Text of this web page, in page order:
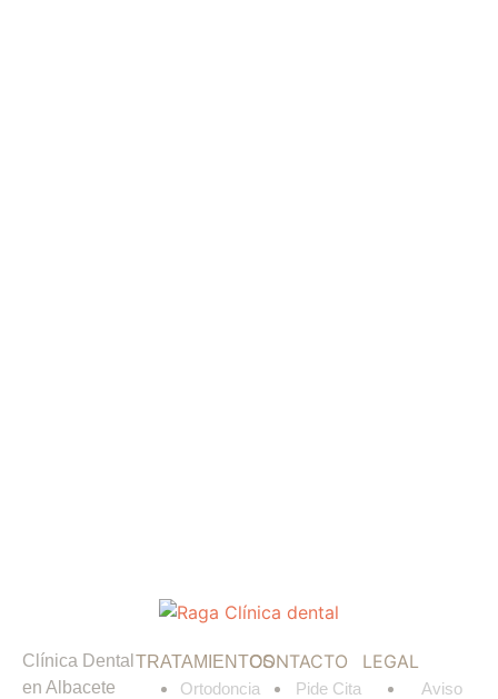
Clínica Dental
en Albacete
TRATAMIENTOS
Ortodoncia
CONTACTO
Pide Cita
LEGAL
Aviso